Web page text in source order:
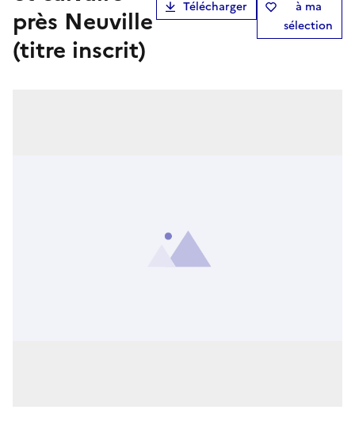
près Neuville
(titre inscrit)
Télécharger
à ma
sélection